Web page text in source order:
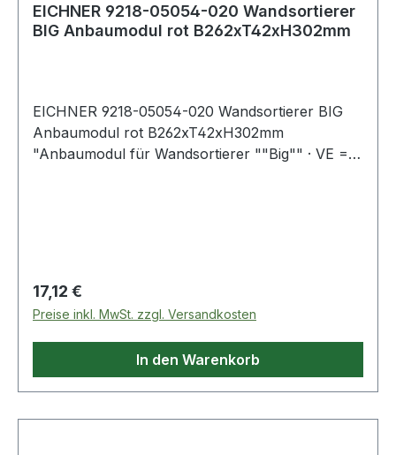
EICHNER 9218-05054-020 Wandsortierer
BIG Anbaumodul rot B262xT42xH302mm
EICHNER 9218-05054-020 Wandsortierer BIG
Anbaumodul rot B262xT42xH302mm
"Anbaumodul für Wandsortierer ""Big"" · VE = 1
Regulärer Preis:
17,12 €
Preise inkl. MwSt. zzgl. Versandkosten
In den Warenkorb